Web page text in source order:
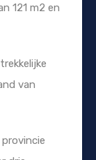
121 m2 en
van